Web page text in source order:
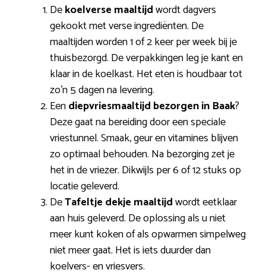
Dekoelverse maaltijdwordt dagvers
gekookt met verse ingrediënten. De
maaltijden worden 1 of 2 keer per week bij je
thuisbezorgd. De verpakkingen leg je kant en
klaar in de koelkast. Het eten is houdbaar tot
zo’n 5 dagen na levering.
Eendiepvriesmaaltijd bezorgen in Baak?
Deze gaat na bereiding door een speciale
vriestunnel. Smaak, geur en vitamines blijven
zo optimaal behouden. Na bezorging zet je
het in de vriezer. Dikwijls per 6 of 12 stuks op
locatie geleverd.
DeTafeltje dekje maaltijdwordt eetklaar
aan huis geleverd. De oplossing als u niet
meer kunt koken of als opwarmen simpelweg
niet meer gaat. Het is iets duurder dan
koelvers- en vriesvers.